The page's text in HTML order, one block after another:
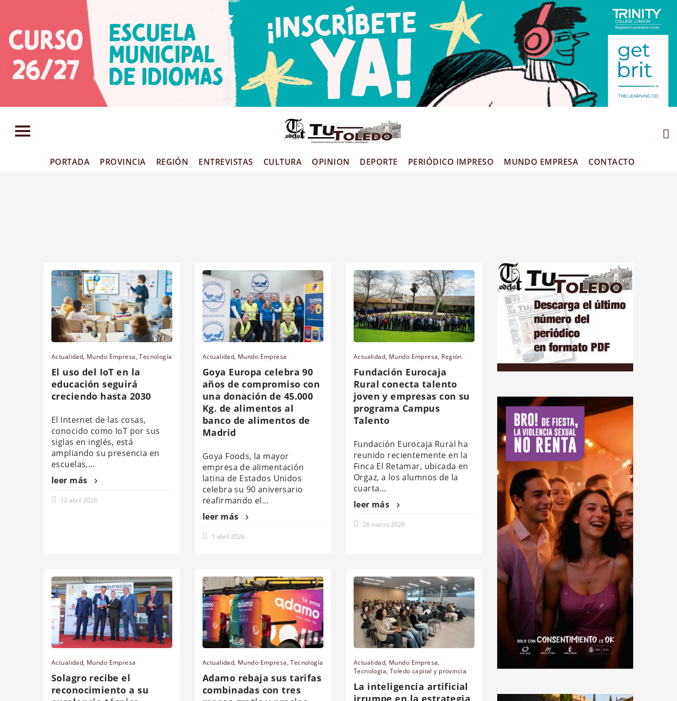
PORTADA PROVINCIA REGIÓN ENTREVISTAS CULTURA OPINION DEPORTE PERIÓDICO IMPRESO MUNDO EMPRESA CONTACTO
Actualidad, Mundo Empresa,Tecnología
El uso del IoT en la
educación seguirá
creciendo hasta 2030
El Internet de las cosas,
conocido como IoT por sus
siglas en inglés, está
ampliando su presencia en
escuelas,...
leer más
12 abril 2026
Actualidad, Mundo Empresa
Goya Europa celebra 90
años de compromiso con
una donación de 45.000
Kg. de alimentos al
banco de alimentos de
Madrid
Goya Foods, la mayor
empresa de alimentación
latina de Estados Unidos
celebra su 90 aniversario
reafirmando el...
leer más
1 abril 2026
Actualidad, Mundo Empresa, Región
Fundación Eurocaja
Rural conecta talento
joven y empresas con su
programa Campus
Talento
Fundación Eurocaja Rural ha
reunido recientemente en la
Finca El Retamar, ubicada en
Orgaz, a los alumnos de la
cuarta...
leer más
28 marzo 2026
Actualidad, Mundo Empresa
Solagro recibe el
reconocimiento a su
Actualidad, Mundo Empresa,Tecnología
Adamo rebaja sus tarifas
combinadas con tres
Actualidad, Mundo Empresa,
Tecnología,Toledo capital y provincia
La inteligencia artificial